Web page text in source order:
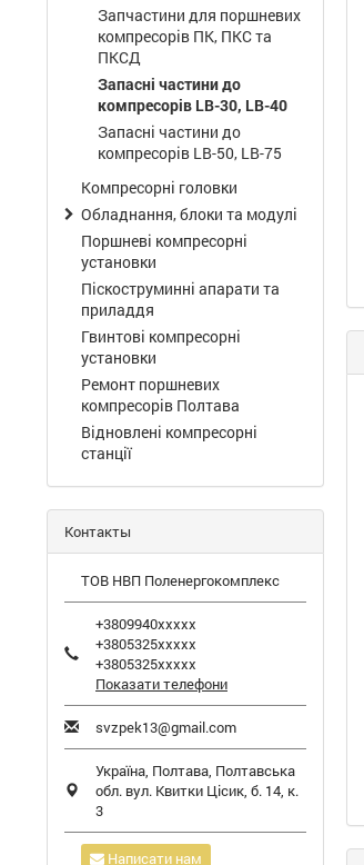
Запчастини для поршневих
компресорів ПК, ПКС та
ПКСД
Запасні частини до
компресорів LB-30, LB-40
Запасні частини до
компресорів LB-50, LB-75
Компресорні головки
Обладнання, блоки та модулі
Поршневі компресорні
установки
Піскоструминні апарати та
приладдя
Гвинтові компресорні
установки
Ремонт поршневих
компресорів Полтава
Відновлені компресорні
станції
Контакты
ТОВ НВП Поленергокомплекс
+3809940xxxxx
+3805325xxxxx
+3805325xxxxx
Показати телефони
svzpek13@gmail.com
Україна, Полтава, Полтавська
обл. вул. Квитки Цісик, б. 14, к.
3
Написати нам